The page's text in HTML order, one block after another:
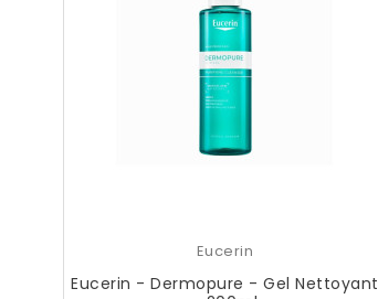
Eucerin
Eucerin - Dermopure - Gel Nettoyant